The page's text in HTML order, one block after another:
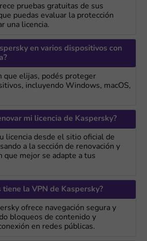
pruebas gratuitas de sus
puedas evaluar la protección
una licencia.
en varios dispositivos con
que elijas, podés proteger
incluyendo Windows, macOS,
mi licencia de Kaspersky?
licencia desde el sitio oficial de
a la sección de renovación y
que mejor se adapte a tus
tiene la VPN de Kaspersky?
ofrece navegación segura y
bloqueos de contenido y
en redes públicas.